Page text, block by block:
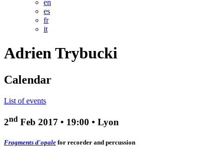
en
es
fr
it
AdrienTrybucki
Calendar
List of events
2nd Feb 2017 • 19:00 • Lyon
Fragments d'opale for recorder and percussion